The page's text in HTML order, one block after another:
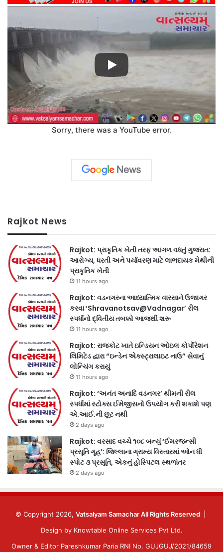
Sorry, there was a YouTube error.
Rajkot News
Rajkot: પ્રાકૃતિક ખેતી તરફ આગળ વધતું ગુજરાત:
આરોગ્ય, ધરતી અને પર્યાવરણ માટે લાભદાયક મેથીની
પ્રાકૃતિક ખેતી
11 hours ago
Rajkot: વડનગરના આધ્યાત્મિક વારસાને ઉજાગર
કરવા ‘Shravanotsav@Vadnagar’ રીલ
સ્પર્ધાનો દ્વિતીય તબક્કો આજથી શરૂ
11 hours ago
Rajkot: રાજકોટ ખાતે ઇન્ડિયન ઓઇલ કોર્પોરેશન
લિમિટેડ દ્વારા “ઇન્ડેન એક્સ્ટ્રાલાઇટ નાઉ” સેવાનું
લોન્ચિંગ કરાયું
11 hours ago
Rajkot: ‘અનંત અનાદિ વડનગર’ થીમની રીલ
સ્પર્ધામાં સ્ટોક્સ ઈમેજીસનો ઉપયોગ કરી શકાશે પણ
એ.આઈ.ની છૂટ નથી
2 days ago
Rajkot: વરસાદ વચ્ચે ૧૦૮ બન્યું ‘ઈમરજન્સી
પ્રસૂતિ ગૃહ’: જિલ્લાના ગ્રામ્ય વિસ્તારમાં ઓન ધી
સ્પોટ ૩ પ્રસૂતિ, એકનું હોસ્પિટલ સ્થળાંતર
2 days ago
© Copyright 2026, Vatsalyam Samachar All Rights Reserved
Design by Knowtable Online Services Pvt Ltd.
Owner & Editor Pareshkumar Paria RNI No. GUJGUJ/2021/84659